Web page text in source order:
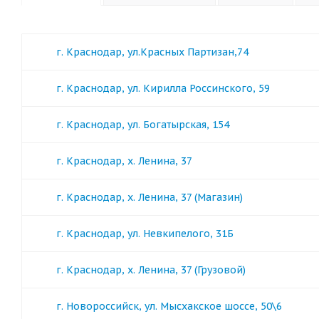
г. Краснодар, ул.Красных Партизан,74
г. Краснодар, ул. Кирилла Россинского, 59
г. Краснодар, ул. Богатырская, 154
г. Краснодар, х. Ленина, 37
г. Краснодар, х. Ленина, 37 (Магазин)
г. Краснодар, ул. Невкипелого, 31Б
г. Краснодар, х. Ленина, 37 (Грузовой)
г. Новороссийск, ул. Мысхакское шоссе, 50\6